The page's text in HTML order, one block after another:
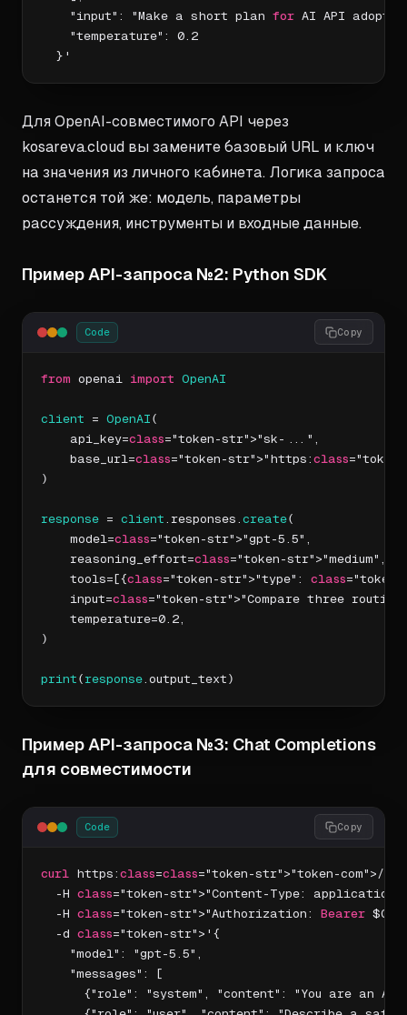
    "input": "Make a short plan
for AI API
    "temperature": 0.2
  }'
Для OpenAI-совместимого API через
kosareva.cloud вы замените базовый URL и ключ
на значения из личного кабинета. Логика запроса
останется той же: модель, параметры
рассуждения, инструменты и входные данные.
Пример API-запроса №2: Python SDK
Code
from openai import OpenAI
client = OpenAI (
    api_key=
class="token-str">"sk-...",
    base_url=
class="token-str">"https: class="token-
)
response = client .responses. create(
    model=
class="token-str">"gpt-5.5",
    reasoning_effort=
class="token-str">"medium",
    tools=[{
class="token-str">"type": class
    input=
class="token-str">"Compare three
    temperature=0.2,
)
print ( response.output_text)
Copy
Пример API-запроса №3: Chat Completions
для совместимости
Code
curl https: class=class="token-str">"token-com">//
  -H
class="token-str">"Content-Type:
  -H
class="token-str">"Authorization: Bearer
  -d
class="token-str">'{
    "model": "gpt-5.5",
    "messages": [
{"role": "system", "content": "You are an AI
Copy